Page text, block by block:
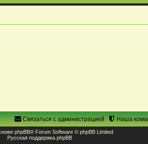
Наша
Связаться с администрацией
phpBB® Forum Software © phpBB Limited
Русская поддержка phpBB